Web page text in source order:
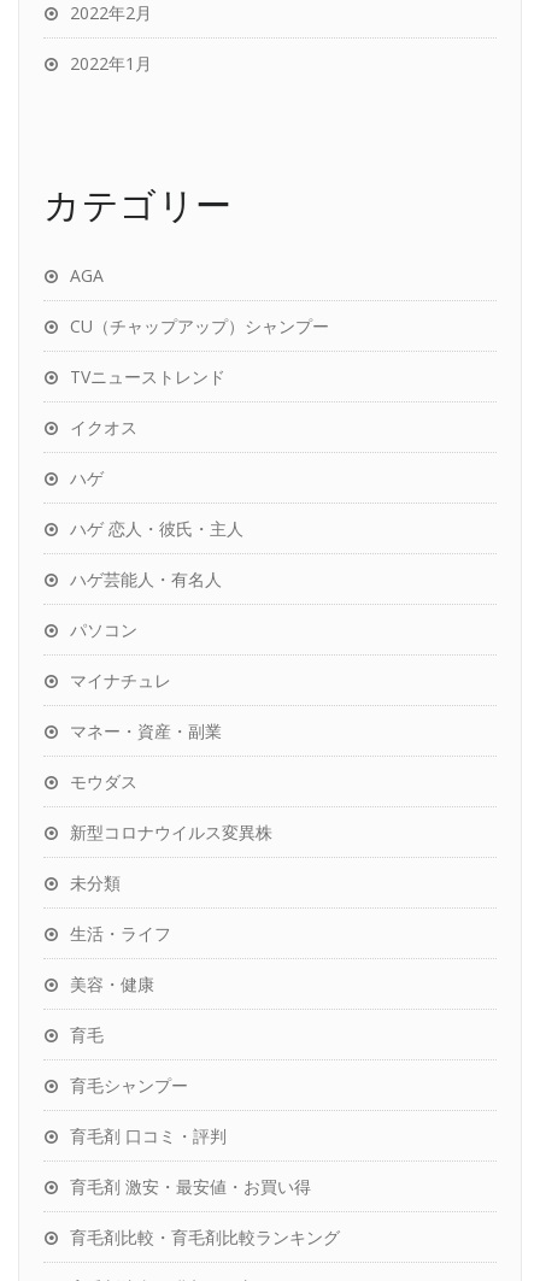
2022年2月
2022年1月
カテゴリー
AGA
CU（チャップアップ）シャンプー
TVニューストレンド
イクオス
ハゲ
ハゲ 恋人・彼氏・主人
ハゲ芸能人・有名人
パソコン
マイナチュレ
マネー・資産・副業
モウダス
新型コロナウイルス変異株
未分類
生活・ライフ
美容・健康
育毛
育毛シャンプー
育毛剤 口コミ・評判
育毛剤 激安・最安値・お買い得
育毛剤比較・育毛剤比較ランキング